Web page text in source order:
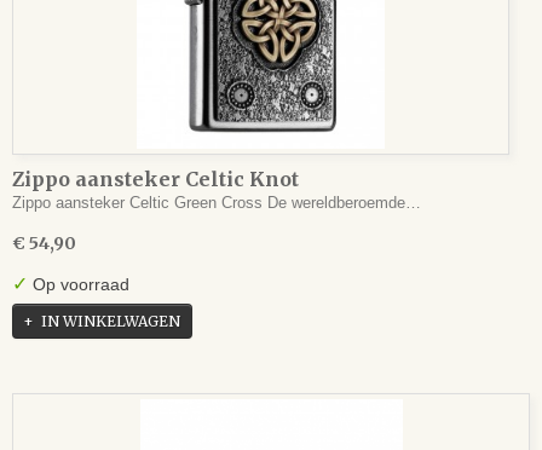
Zippo aansteker Celtic Knot
Zippo aansteker Celtic Green Cross De wereldberoemde…
€ 54,90
✓ Op voorraad
IN WINKELWAGEN